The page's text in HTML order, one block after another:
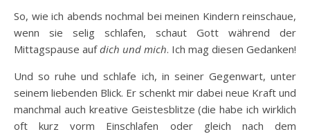
So, wie ich abends nochmal bei meinen Kindern reinschaue,
wenn sie selig schlafen, schaut Gott während der
Mittagspause aufdich und mich. Ich mag diesen Gedanken!
Und so ruhe und schlafe ich, in seiner Gegenwart, unter
seinem liebenden Blick. Er schenkt mir dabei neue Kraft und
manchmal auch kreative Geistesblitze (die habe ich wirklich
oft kurz vorm Einschlafen oder gleich nach dem